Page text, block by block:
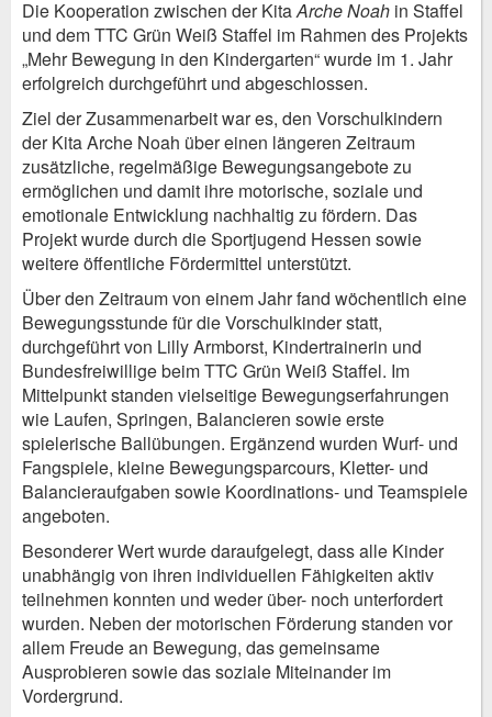
Die Kooperation zwischen der KitaArche Noah in Staffel
und demTTC Grün Weiß Staffel im Rahmen des Projekts
„Mehr Bewegung in den Kindergarten“ wurde im 1. Jahr
erfolgreich durchgeführt und abgeschlossen.
Ziel der Zusammenarbeit war es, den Vorschulkindern
der Kita Arche Noah über einen längeren Zeitraum
zusätzliche, regelmäßige Bewegungsangebote zu
ermöglichen und damit ihre motorische, soziale und
emotionale Entwicklung nachhaltig zu fördern. Das
Projekt wurde durch dieSportjugend Hessen sowie
weitere öffentliche Fördermittel unterstützt.
Über den Zeitraum von einem Jahr fand wöchentlich eine
Bewegungsstunde für die Vorschulkinder statt,
durchgeführt von Lilly Armborst, Kindertrainerin und
Bundesfreiwillige beim TTC Grün Weiß Staffel. Im
Mittelpunkt standen vielseitige Bewegungserfahrungen
wie Laufen, Springen, Balancieren sowie erste
spielerische Ballübungen. Ergänzend wurden Wurf- und
Fangspiele, kleine Bewegungsparcours, Kletter- und
Balancieraufgaben sowie Koordinations- und Teamspiele
angeboten.
Besonderer Wert wurde daraufgelegt, dass alle Kinder
unabhängig von ihren individuellen Fähigkeiten aktiv
teilnehmen konnten und weder über- noch unterfordert
wurden. Neben der motorischen Förderung standen vor
allem Freude an Bewegung, das gemeinsame
Ausprobieren sowie das soziale Miteinander im
Vordergrund.